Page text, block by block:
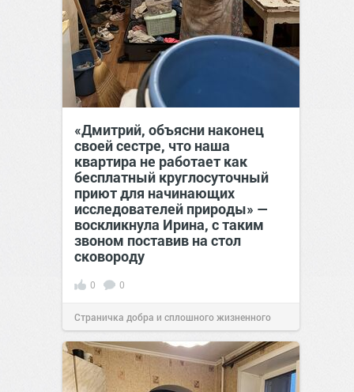
«Дмитрий, объясни наконец
своей сестре, что наша
квартира не работает как
бесплатный круглосуточный
приют для начинающих
исследователей природы» —
воскликнула Ирина, с таким
звоном поставив на стол
сковороду
0 0
Страничка добра и сплошного жизненного
позитива!00:2807 авг 2026